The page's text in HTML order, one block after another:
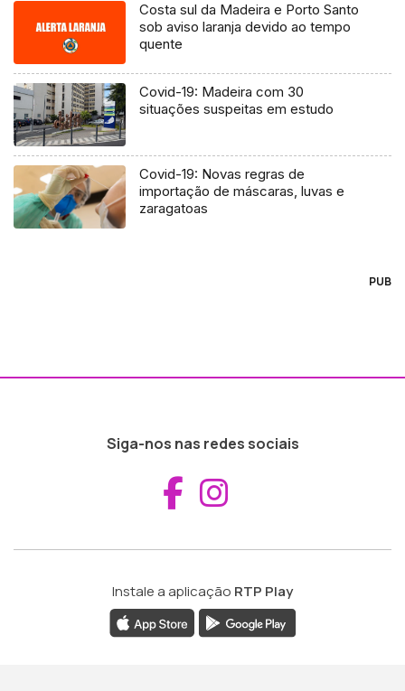
Costa sul da Madeira e Porto Santo
sob aviso laranja devido ao tempo
quente
Covid-19: Madeira com 30
situações suspeitas em estudo
Covid-19: Novas regras de
importação de máscaras, luvas e
zaragatoas
PUB
Siga-nos nas redes sociais
Aceder ao
Instale a aplicação RTP Play